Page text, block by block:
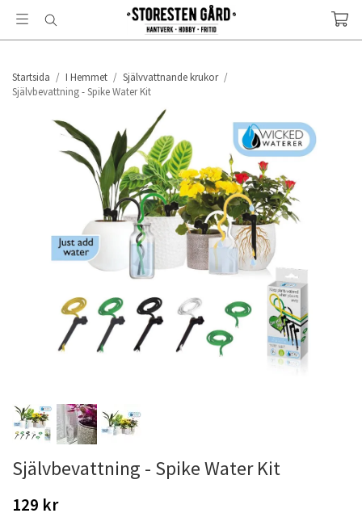
Startsida / I Hemmet / Självvattnande krukor /
Självbevattning - Spike Water Kit
Självbevattning - Spike Water Kit
129 kr